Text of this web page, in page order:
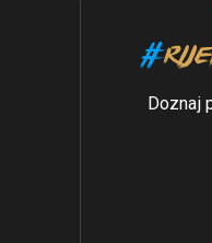
Doznaj